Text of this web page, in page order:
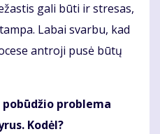
gali būti ir stresas,
Labai svarbu, kad
antroji pusė būtų
problema
Kodėl?